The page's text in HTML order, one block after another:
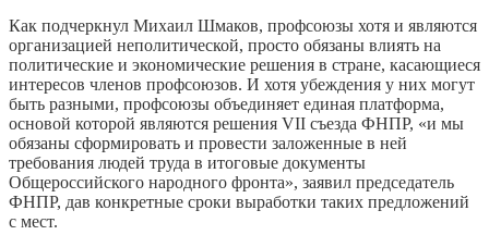
Как подчеркнул Михаил Шмаков, профсоюзы хотя и являются
организацией неполитической, просто обязаны влиять на
политические и экономические решения в стране, касающиеся
интересов членов профсоюзов. И хотя убеждения у них могут
быть разными, профсоюзы объединяет единая платформа,
основой которой являются решения VII съезда ФНПР, «и мы
обязаны сформировать и провести заложенные в ней
требования людей труда в итоговые документы
Общероссийского народного фронта», заявил председатель
ФНПР, дав конкретные сроки выработки таких предложений
с мест.